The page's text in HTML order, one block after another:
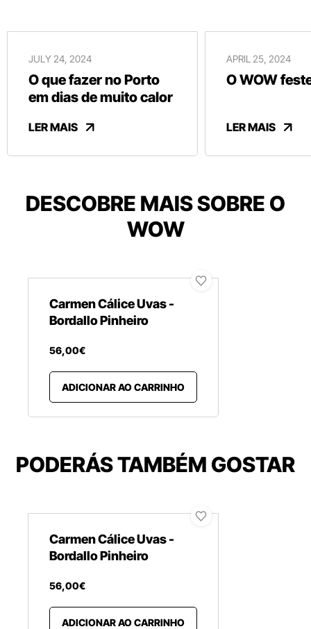
JULY 24, 2024
O que fazer no Porto
em dias de muito calor
LER MAIS
APRIL 25, 2024
O WOW
LER MAIS
DESCOBRE MAIS SOBRE O
WOW
Carmen Cálice Uvas -
Bordallo Pinheiro
56,00€
ADICIONAR AO CARRINHO
PODERÁS TAMBÉM GOSTAR
Carmen Cálice Uvas -
Bordallo Pinheiro
56,00€
ADICIONAR AO CARRINHO